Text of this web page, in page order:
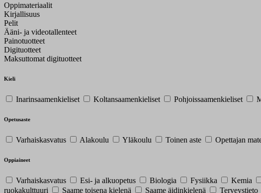
Oppimateriaalit
Kirjallisuus
Pelit
Ääni- ja videotallenteet
Painotuotteet
Digituotteet
Maksuttomat digituotteet
Kieli
Inarinsaamenkieliset Koltansaamenkieliset Pohjoissaamenkieliset
Opetusaste
Varhaiskasvatus Alakoulu Yläkoulu Toinen aste Opettajan
Oppiaineet
Varhaiskasvatus Esi- ja alkuopetus Biologia Fysiikka Kemia
ruokakulttuuri
Saame toisena kielenä Saame äidinkielenä Terveystieto